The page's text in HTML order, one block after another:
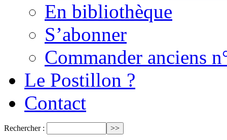
En bibliothèque
S’abonner
Commander anciens
Le Postillon ?
Contact
Rechercher :